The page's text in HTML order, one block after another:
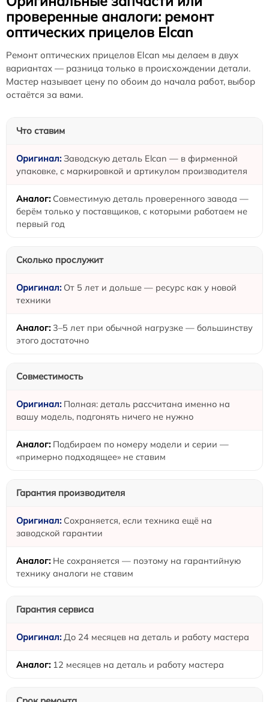
проверенные аналоги: ремонт
оптических прицелов Elcan
Ремонт оптических прицелов Elcan мы делаем в двух
вариантах — разница только в происхождении детали.
Мастер называет цену по обоим до начала работ, выбор
остаётся за вами.
Что ставим
Заводскую деталь Elcan — в фирменной
упаковке, с маркировкой и артикулом производителя
Совместимую деталь проверенного завода —
берём только у поставщиков, с которыми работаем не
первый год
Сколько прослужит
От 5 лет и дольше — ресурс как у новой
техники
3–5 лет при обычной нагрузке — большинству
этого достаточно
Совместимость
Полная: деталь рассчитана именно на
вашу модель, подгонять ничего не нужно
Подбираем по номеру модели и серии —
«примерно подходящее» не ставим
Гарантия производителя
Сохраняется, если техника ещё на
заводской гарантии
Не сохраняется — поэтому на гарантийную
технику аналоги не ставим
Гарантия сервиса
До 24 месяцев на деталь и работу мастера
12 месяцев на деталь и работу мастера